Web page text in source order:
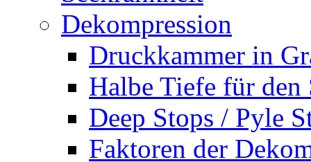
Dekompression
Druckkammer in
Halbe Tiefe für den
Deep Stops / Pyle
Faktoren der